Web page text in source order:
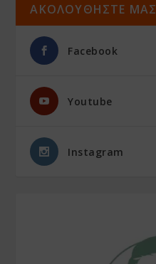
ΑΚΟΛΟΥΘΗΣΤΕ ΜΑΣ
Facebook
Youtube
Instagram